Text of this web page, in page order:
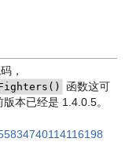
，
函数这可
本已经是 1.4.0.5。